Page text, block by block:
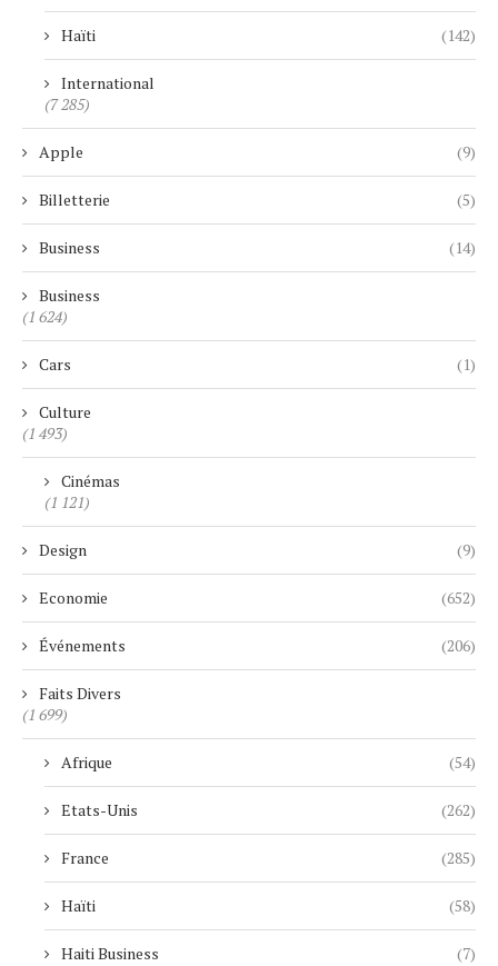
Haïti (142)
International
(7 285)
Apple (9)
Billetterie (5)
Business (14)
Business
(1 624)
Cars (1)
Culture
(1 493)
Cinémas
(1 121)
Design (9)
Economie (652)
Événements (206)
Faits Divers
(1 699)
Afrique (54)
Etats-Unis (262)
France (285)
Haïti (58)
Haiti Business (7)